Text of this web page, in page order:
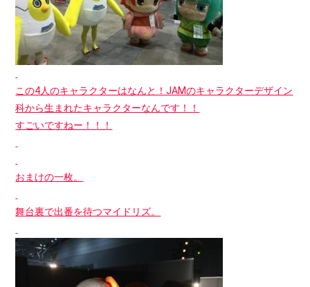
この4人のキャラクターはなんと！JAMのキャラクターデザイン
科から生まれたキャラクターなんです！！
すごいですねー！！！
おまけの一枚。
舞台裏で出番を待つマイドリズ。